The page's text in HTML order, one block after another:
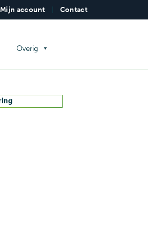
Mijn account Contact
Overig